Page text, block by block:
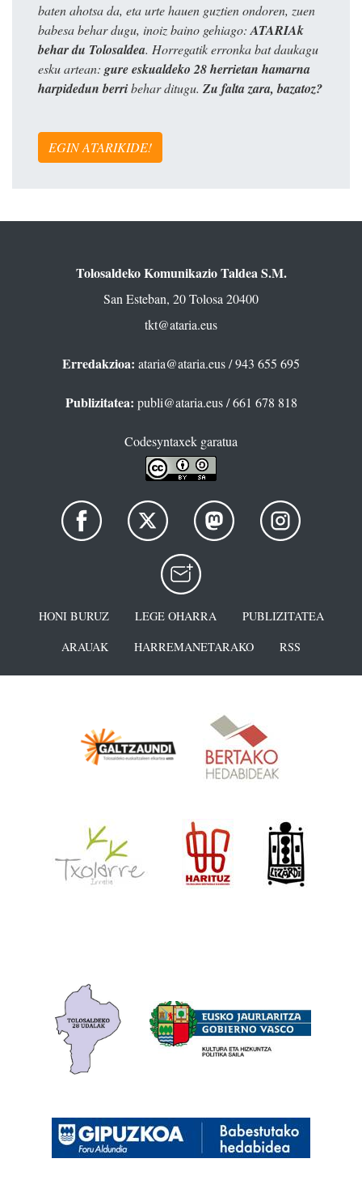
baten ahotsa da, eta urte hauen guztien ondoren, zuen
babesa behar dugu, inoiz baino gehiago: ATARIAk
behar du Tolosaldea. Horregatik erronka bat daukagu
esku artean: gure eskualdeko 28 herrietan hamarna
harpidedun berribehar ditugu. Zu falta zara, bazatoz?
EGIN ATARIKIDE!
Tolosaldeko Komunikazio Taldea S.M.
San Esteban, 20 Tolosa 20400
tkt@ataria.eus
Erredakzioa: ataria@ataria.eus/ 943 655 695
Publizitatea: publi@ataria.eus/ 661 678 818
Codesyntaxek garatua
HONI BURUZ LEGE OHARRA
PUBLIZITATEA
ARAUAK
HARREMANETARAKO RSS